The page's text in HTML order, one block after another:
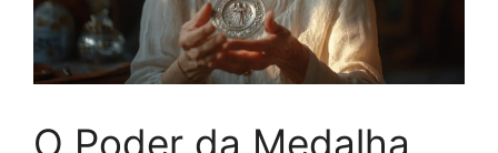
O Poder da Medalha